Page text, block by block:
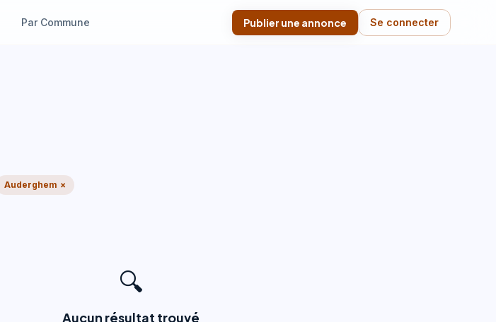
Par Commune Publier une annonce Se connecter
Auderghem ×
🔍
Aucun résultat trouvé